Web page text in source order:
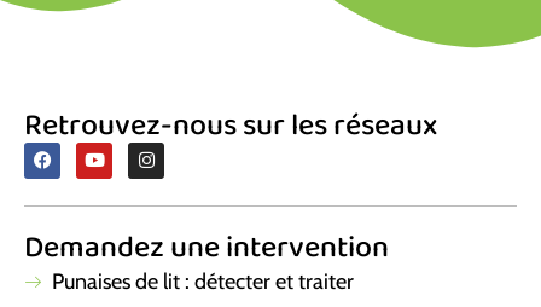
Retrouvez-nous sur les réseaux
F
a
c
e
o
o
k
Y
o
u
t
b
e
I
n
s
t
g
r
a
m
Demandez une intervention
Punaises de lit : détecter et traiter